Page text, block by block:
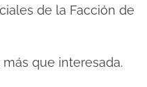
de la Facción de
que interesada.